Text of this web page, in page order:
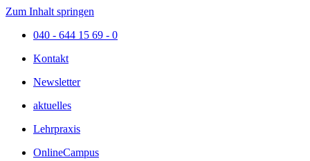
Zum Inhalt springen
040 - 644 15 69 - 0
Kontakt
Newsletter
aktuelles
Lehrpraxis
OnlineCampus